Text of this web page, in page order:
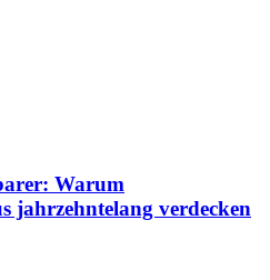
Warum
jahrzehntelang verdecken